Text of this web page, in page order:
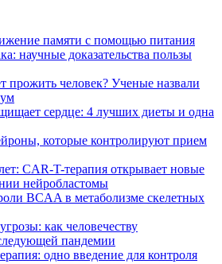
памяти с помощью питания
научные доказательства пользы
прожить человек? Ученые назвали
сердце: 4 лучших диеты и одна
которые контролируют прием
CAR-T-терапия открывает новые
нейробластомы
BCAA в метаболизме скелетных
как человечеству
пандемии
одно введение для контроля